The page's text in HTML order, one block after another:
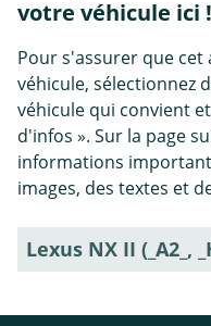
votre véhicule ici !
Pour s'assurer que
véhicule, sélectionnez
véhicule qui convient
d'infos ». Sur la page
informations
images, des textes et
Lexus NX II (_A2_,